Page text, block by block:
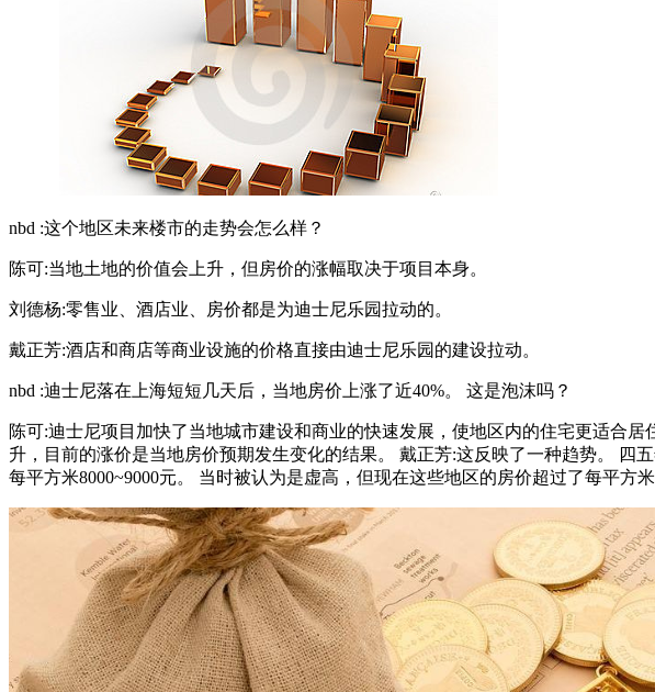
nbd :这个地区未来楼市的走势会怎么样？
陈可:当地土地的价值会上升，但房价的涨幅取决于项目本身。
刘德杨:零售业、酒店业、房价都是为迪士尼乐园拉动的。
戴正芳:酒店和商店等商业设施的价格直接由迪士尼乐园的建设拉动。
nbd :迪士尼落在上海短短几天后，当地房价上涨了近40%。 这是泡沫吗？
陈可:迪士尼项目加快了当地城市建设和商业的快速发展，使地区内的住宅更适合
升，目前的涨价是当地房价预期发生变化的结果。 戴正芳:这反映了一种趋势。 四
每平方米8000~9000元。 当时被认为是虚高，但现在这些地区的房价超过了每平方